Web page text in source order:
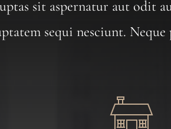
sit aspernatur aut odit
sequi nesciunt.